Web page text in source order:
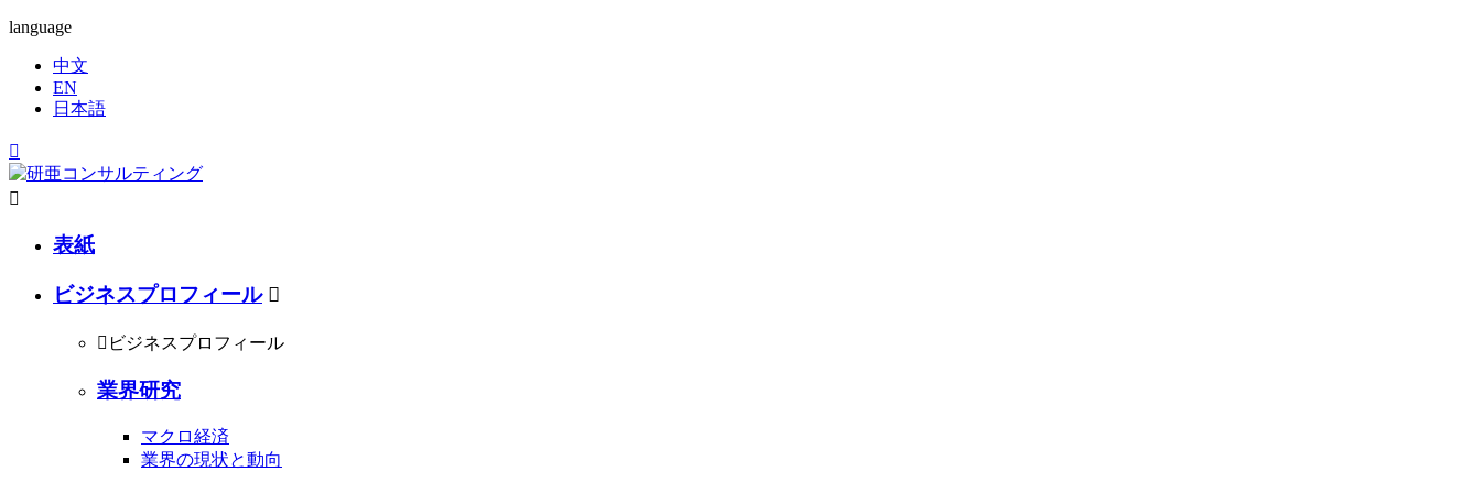
language
中文
EN
日本語


表紙
ビジネスプロフィール 
 ビジネスプロフィール
業界研究
マクロ経済
業界の現状と動向